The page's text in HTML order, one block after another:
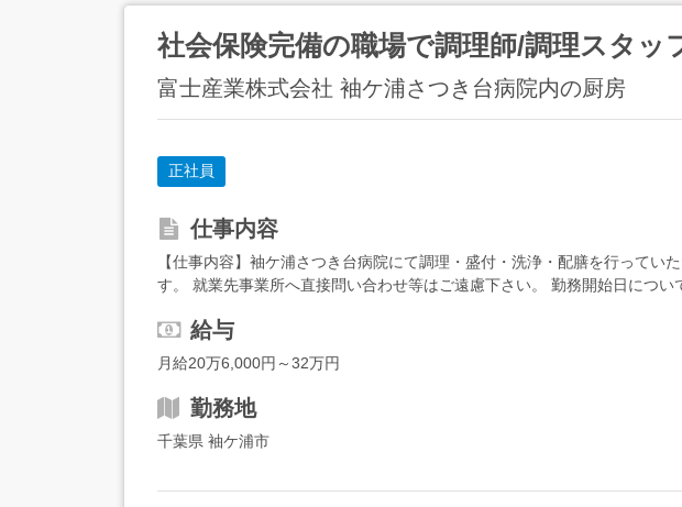
社会保険完備の職場で調理師/調理スタッ
富士産業株式会社 袖ケ浦さつき台病院内の厨房
正社員
仕事内容
【仕事内容】袖ケ浦さつき台病院にて調理・盛付・洗浄・配膳を行って
す。 就業先事業所へ直接問い合わせ等はご遠慮下さい。 勤務開始日につ
給与
月給20万6,000円～32万円
勤務地
千葉県 袖ケ浦市